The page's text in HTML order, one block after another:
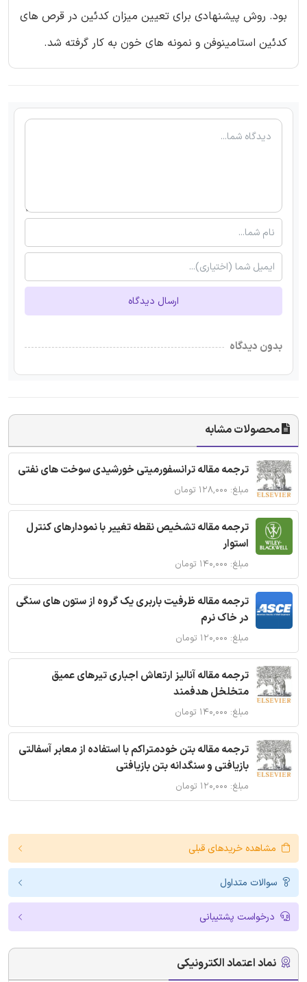
بود. روش پیشنهادی برای تعیین میزان کدئین در قرص های
کدئین استامینوفن و نمونه های خون به کار گرفته شد.
ارسال دیدگاه
بدون دیدگاه
محصولات مشابه
ترجمه مقاله ترانسفورمیتی خورشیدی سوخت های نفتی
مبلغ: ۱۲۸,۰۰۰ تومان
ترجمه مقاله تشخیص نقطه تغییر با نمودارهای کنترل
استوار
مبلغ: ۱۴۰,۰۰۰ تومان
ترجمه مقاله ظرفیت باربری یک گروه از ستون های سنگی
در خاک نرم
مبلغ: ۱۲۰,۰۰۰ تومان
ترجمه مقاله آنالیز ارتعاش اجباری تیرهای عمیق
متخلخل هدفمند
مبلغ: ۱۴۰,۰۰۰ تومان
ترجمه مقاله بتن خودمتراکم با استفاده از معابر آسفالتی
بازیافتی و سنگدانه بتن بازیافتی
مبلغ: ۱۲۰,۰۰۰ تومان
مشاهده خریدهای قبلی
سوالات متداول
درخواست پشتیبانی
نماد اعتماد الکترونیکی